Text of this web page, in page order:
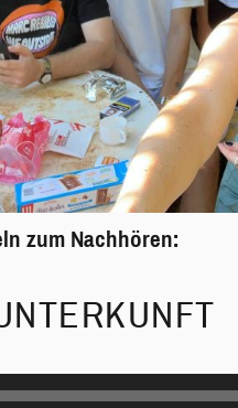
zum Nachhören: